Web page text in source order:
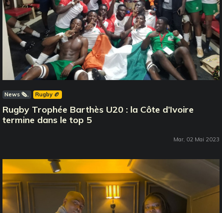
News 🗞️ Rugby 🏉
Rugby Trophée Barthès U20 : la Côte d’Ivoire
termine dans le top 5
Mar, 02 Mai 2023